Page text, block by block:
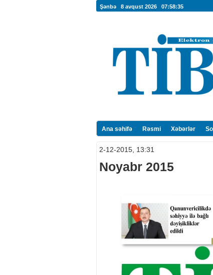
Şənbə 8 avqust 2026 07:58:36
Ana səhifə Rəsmi Xəbərlər
2-12-2015, 13:31
Noyabr 2015